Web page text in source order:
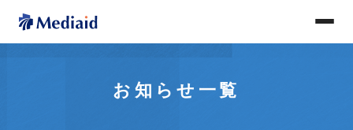
お知らせ一覧